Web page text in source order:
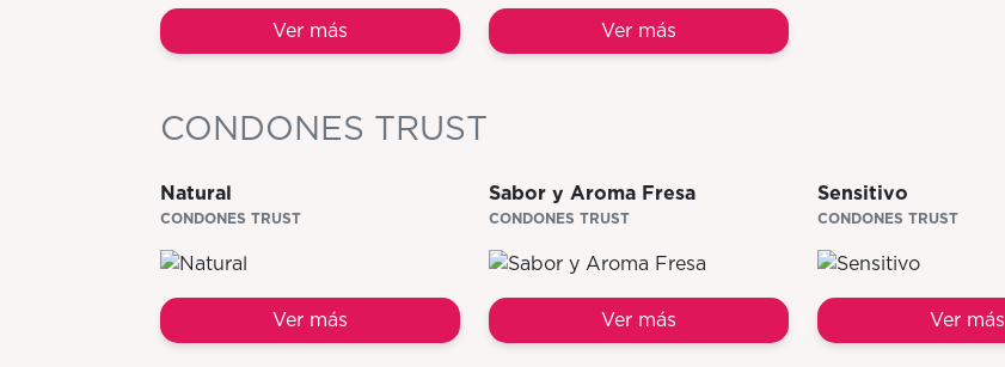
Ver más Ver más
CONDONES TRUST
Natural
CONDONES TRUST
Ver más
Sabor y Aroma Fresa
CONDONES TRUST
Ver más
Sensitivo
CONDONES TRUST
Ver más